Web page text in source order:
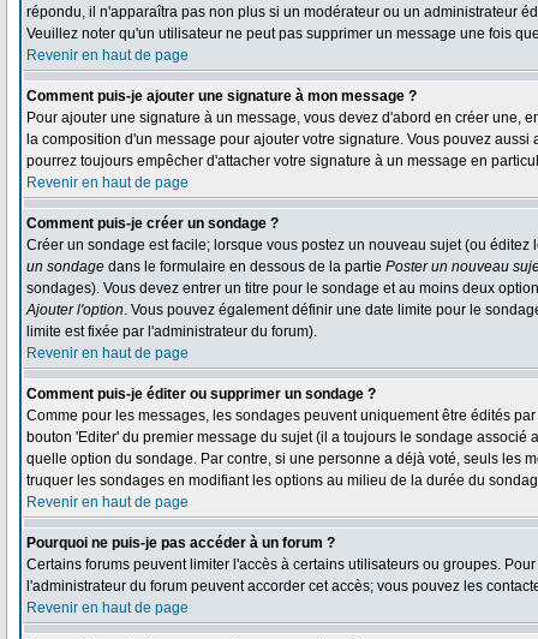
répondu, il n'apparaîtra pas non plus si un modérateur ou un administrateur
Veuillez noter qu'un utilisateur ne peut pas supprimer un message une fois
Revenir en haut de page
Comment puis-je ajouter une signature à mon message ?
Pour ajouter une signature à un message, vous devez d'abord en créer une,
la composition d'un message pour ajouter votre signature. Vous pouvez
pourrez toujours empêcher d'attacher votre signature à un message en
Revenir en haut de page
Comment puis-je créer un sondage ?
Créer un sondage est facile; lorsque vous postez un nouveau sujet (ou
un sondage dans le formulaire en dessous de la partie Poster un nouveau
sondages). Vous devez entrer un titre pour le sondage et au moins deux
Ajouter l'option. Vous pouvez également définir une date limite pour le
limite est fixée par l'administrateur du forum).
Revenir en haut de page
Comment puis-je éditer ou supprimer un sondage ?
Comme pour les messages, les sondages peuvent uniquement être édités
bouton 'Editer' du premier message du sujet (il a toujours le sondage
quelle option du sondage. Par contre, si une personne a déjà voté, seuls les
truquer les sondages en modifiant les options au milieu de la durée du
Revenir en haut de page
Pourquoi ne puis-je pas accéder à un forum ?
Certains forums peuvent limiter l'accès à certains utilisateurs ou groupes.
l'administrateur du forum peuvent accorder cet accès; vous pouvez les
Revenir en haut de page